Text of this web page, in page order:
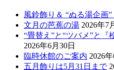
風鈴飾り＆ “ぬる湯企画
文月の芭蕉の湯 2026年7
“畳替え”と“ツバメ”と『
2026年6月30日
臨時休館のご案内 2026
五月飾りは5月31日まで